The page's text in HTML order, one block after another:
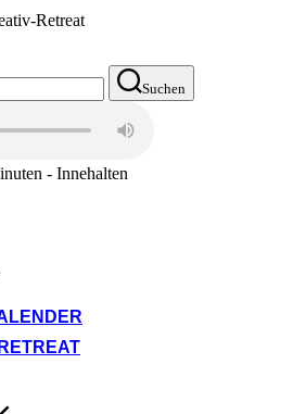
Retreat
Suchen
- Innehalten